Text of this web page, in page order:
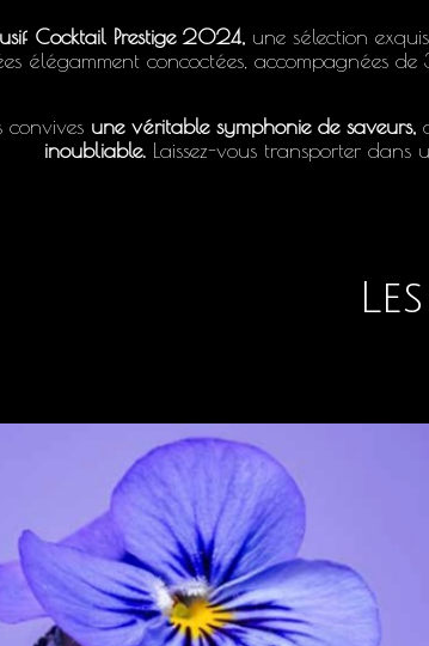
Cocktail Prestige 2024,une sélection
élégamment concoctées, accompagnées
une véritable symphonie de saveurs,
inoubliable. Laissez-vous transporter